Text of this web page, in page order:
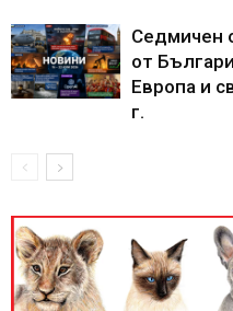
Седмичен
от
Европа и
г.